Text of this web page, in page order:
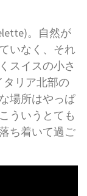
。自然が
いなく、それ
スイスの小さ
リア北部の
場所はやっぱ
ういうとても
ち着いて過ご